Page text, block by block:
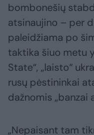
bombonešių
atsinaujino – per
paleidžiama po
taktika šiuo metu
State“, „laisto“
rusų pėstininkai
dažnomis „banzai
„Nepaisant tam